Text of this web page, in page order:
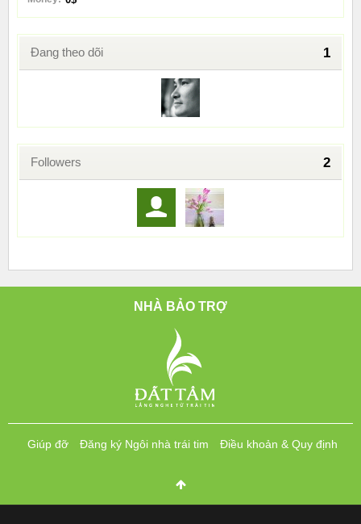
Đang theo dõi 1
Followers 2
NHÀ BẢO TRỢ
Giúp đỡ Đăng ký Ngôi nhà trái tim Điều khoản & Quy định